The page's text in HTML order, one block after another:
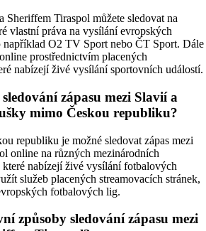
Sheriffem Tiraspol můžete sledovat na
vlastní práva na vysílání evropských
O2 TV Sport nebo ČT Sport. Dále
prostřednictvím placených
nabízejí živé vysílání sportovních událostí.
zápasu mezi Slavií a
mimo Českou republiku?
republiku je možné sledovat zápas mezi
online na různých mezinárodních
nabízejí živé vysílání fotbalových
služeb placených streamovacích stránek,
fotbalových lig.
způsoby sledování zápasu mezi